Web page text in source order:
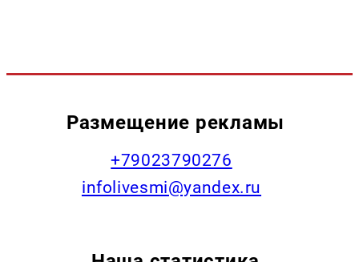
Размещение рекламы
+79023790276
infolivesmi@yandex.ru